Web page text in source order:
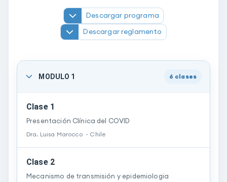
Descargar programa
Descargar reglamento
MODULO 1 6 clases
Clase 1
Presentación Clínica del COVID
Dra. Luisa Marocco- Chile
Clase 2
Mecanismo de transmisión y epidemiologia